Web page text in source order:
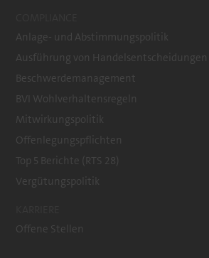
Anlage- und Abstimmungspolitik
Ausführung von Handelsentscheidungen
Beschwerdemanagement
BVI Wohlverhaltensregeln
Mitwirkungspolitik
Offenlegungspflichten
Top 5 Berichte (RTS 28)
Vergütungspolitik
Offene Stellen